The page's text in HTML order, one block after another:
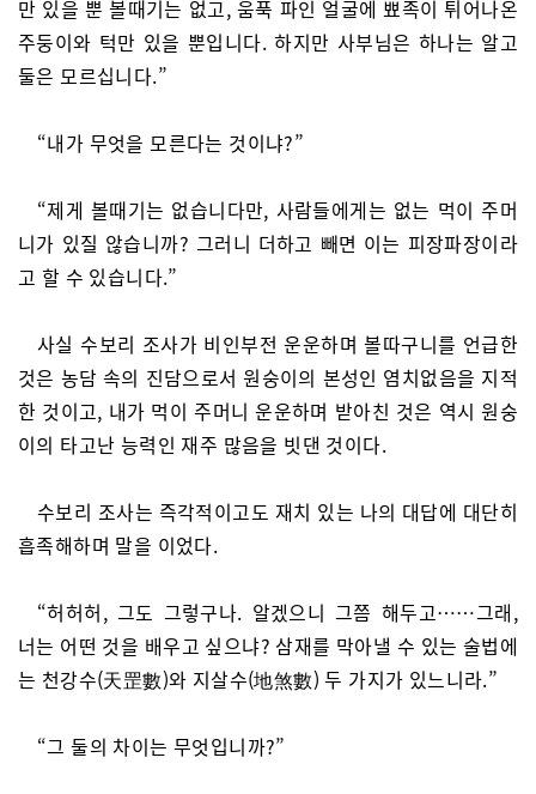
만 있을 뿐 볼때기는 없고, 움푹 파인 얼굴에 뾰족이 튀어나온
주둥이와 턱만 있을 뿐입니다. 하지만 사부님은 하나는 알고
둘은 모르십니다.”
“내가 무엇을 모른다는 것이냐?”
“제게 볼때기는 없습니다만, 사람들에게는 없는 먹이 주머
니가 있질 않습니까? 그러니 더하고 빼면 이는 피장파장이라
고 할 수 있습니다.”
사실 수보리 조사가 비인부전 운운하며 볼따구니를 언급한
것은 농담 속의 진담으로서 원숭이의 본성인 염치없음을 지적
한 것이고, 내가 먹이 주머니 운운하며 받아친 것은 역시 원숭
이의 타고난 능력인 재주 많음을 빗댄 것이다.
수보리 조사는 즉각적이고도 재치 있는 나의 대답에 대단히
흡족해하며 말을 이었다.
“허허허, 그도 그렇구나. 알겠으니 그쯤 해두고……그래,
너는 어떤 것을 배우고 싶으냐? 삼재를 막아낼 수 있는 술법에
는 천강수(天罡數)와 지살수(地煞數) 두 가지가 있느니라.”
“그 둘의 차이는 무엇입니까?”